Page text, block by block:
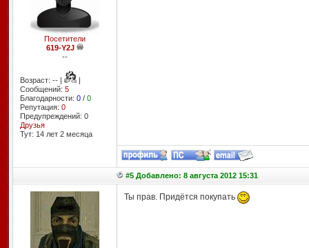
Посетители
619-Y2J
--
Возраст: -- |
|
Сообщений: 5
Благодарности: 0/ 0
Репутация: 0
Предупреждений: 0
Друзья
Тут: 14 лет 2 месяцa
#5 Добавлено: 8 августа 2012 15:31
Ты прав. Придётся покупать